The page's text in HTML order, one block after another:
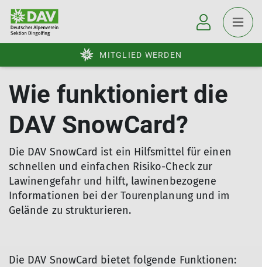
MITGLIED WERDEN
Wie funktioniert die
DAV SnowCard?
Die DAV SnowCard ist ein Hilfsmittel für einen
schnellen und einfachen Risiko-Check zur
Lawinengefahr und hilft, lawinenbezogene
Informationen bei der Tourenplanung und im
Gelände zu strukturieren.
Die DAV SnowCard bietet folgende Funktionen: